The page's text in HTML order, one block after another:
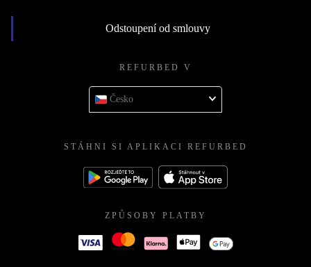
Odstoupení od smlouvy
REFURBED V
Česko
STÁHNI SI APLIKACI REFURBED
ZPŮSOBY PLATBY